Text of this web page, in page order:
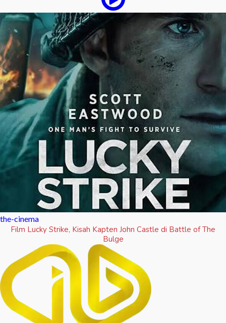
the-cinema
Film Lucky Strike, Kisah Kapten John Castle di Battle of The
Bulge